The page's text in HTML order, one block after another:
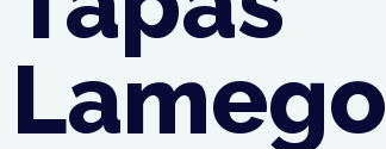
Lamego